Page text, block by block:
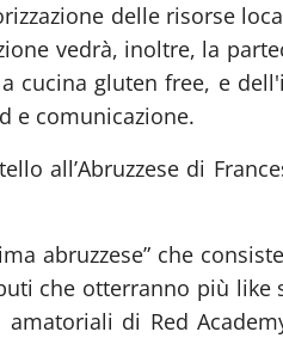
delle risorse
vedrà, inoltre, la
cucina gluten free, e
e comunicazione.
all’Abruzzese di
abruzzese” che
che otterranno più like
di Red